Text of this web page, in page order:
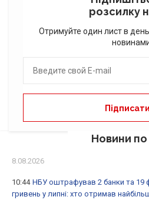
розсилку
Отримуйте один лист в
Новини по
8.08.2026
10:44 НБУ оштрафував 2 банки та 19
гривень у липні: хто отримав